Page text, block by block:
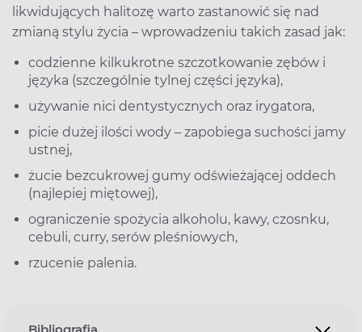
likwidujących halitozę warto zastanowić się nad
zmianą stylu życia – wprowadzeniu takich zasad jak:
codzienne kilkukrotne szczotkowanie zębów i
języka (szczególnie tylnej części języka),
używanie nici dentystycznych oraz irygatora,
picie dużej ilości wody – zapobiega suchości jamy
ustnej,
żucie bezcukrowej gumy odświeżającej oddech
(najlepiej miętowej),
ograniczenie spożycia alkoholu, kawy, czosnku,
cebuli, curry, serów pleśniowych,
rzucenie palenia.